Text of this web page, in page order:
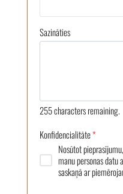
Sazināties
255characters remaining.
Konfidencialitāte*
Nosūtot
manu personas datu
saskaņā ar